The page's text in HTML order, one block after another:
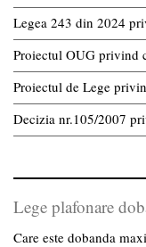
Legea 243 din 2024
Proiectul OUG privind
Proiectul de Lege
Decizia nr.105/2007
Lege plafonare
Care este dobanda